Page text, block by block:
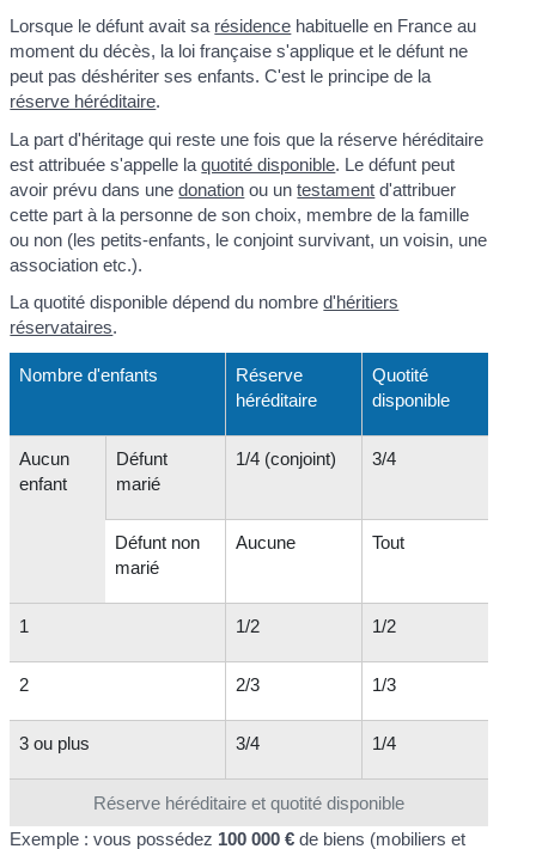
Lorsque le défunt avait sa résidence habituelle en France au
moment du décès, la loi française s'applique et le défunt ne
peut pas déshériter ses enfants. C'est le principe de la
réserve héréditaire.
La part d'héritage qui reste une fois que la réserve héréditaire
est attribuée s'appelle laquotité disponible. Le défunt peut
avoir prévu dans unedonation ou untestament d'attribuer
cette part à la personne de son choix, membre de la famille
ou non (les petits-enfants, le conjoint survivant, un voisin, une
association etc.).
La quotité disponible dépend du nombred'héritiers
réservataires.
Réserve héréditaire et quotité disponible
Nombre d'enfants
Réserve
héréditaire
Quotité
disponible
Aucun
enfant
Défunt
marié
1/4 (conjoint) 3/4
Défunt non
marié
Aucune Tout
1 1/2 1/2
2 2/3 1/3
3 ou plus 3/4 1/4
Exemple : vous possédez 100 000 € de biens (mobiliers et